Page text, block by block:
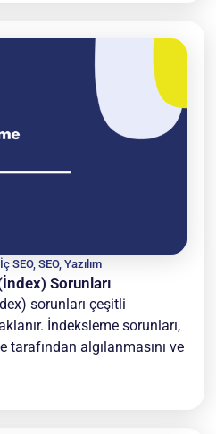
İç SEO,SEO,Yazılım
Sorunları
sorunları çeşitli
İndeksleme sorunları,
algılanmasını ve